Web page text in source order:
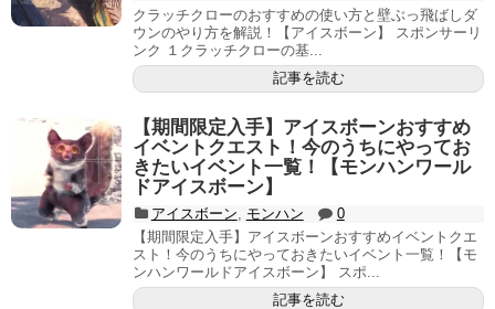
クラッチクローのおすすめの使い方と壁ぶっ飛ばしダ
ウンのやり方を解説！【アイスボーン】 スポンサーリ
ンク １クラッチクローの基...
記事を読む
【期間限定入手】アイスボーンおすすめ
イベントクエスト！今のうちにやってお
きたいイベント一覧！【モンハンワール
ドアイスボーン】
アイスボーン モンハン
0
【期間限定入手】アイスボーンおすすめイベントクエ
スト！今のうちにやっておきたいイベント一覧！【モ
ンハンワールドアイスボーン】 スポ...
記事を読む